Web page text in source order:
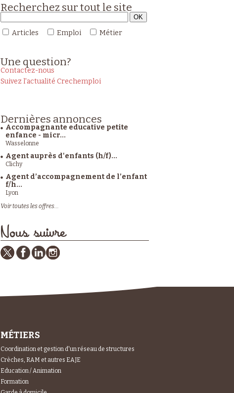
Recherchez sur tout le site
Articles Emploi Métier
Une question?
Contactez-nous
Suivez l'actualité Crechemploi
Dernières annonces
Accompagnante educative petite
enfance - micr...
Wasselonne
Agent auprès d'enfants (h/f)...
Clichy
Agent d’accompagnement de l’enfant
f/h...
Lyon
Voir toutes les offres...
Nous suivre
MÉTIERS
Coordination et gestion d'un réseau de structures
Crèches, RAM et autres EAJE
Education / Animation
Formation